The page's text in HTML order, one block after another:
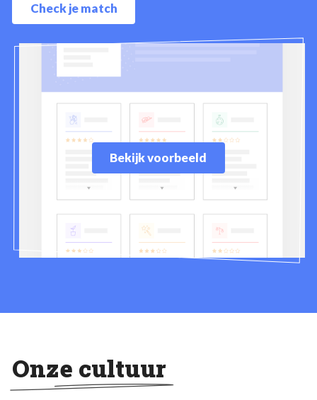
Check je match
Bekijk voorbeeld
Onze cultuur